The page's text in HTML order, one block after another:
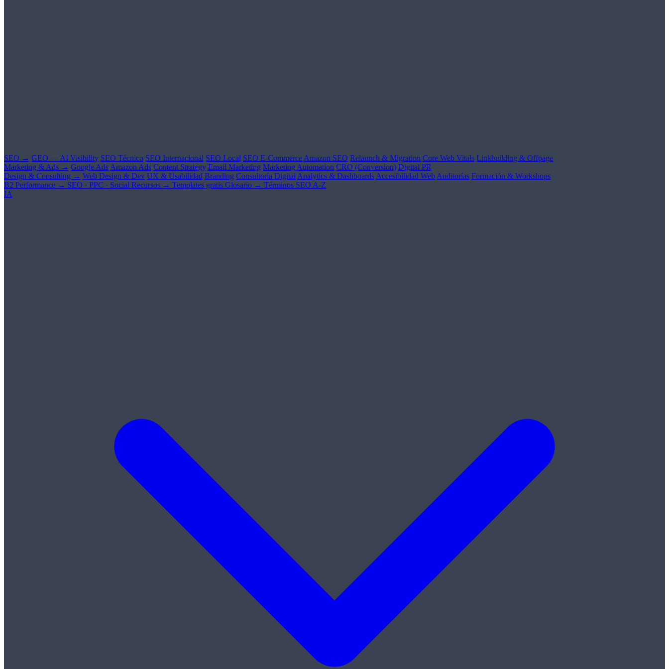
SEO → GEO — AI Visibility SEO Técnico SEO Internacional SEO Local SEO E-Commerce Amazon SEO Relaunch & Migration Core Web Vitals Linkbuilding & Offpage
Marketing & Ads → Google Ads Amazon Ads Content Strategy Email Marketing Marketing Automation CRO (Conversion) Digital PR
Design & Consulting → Web Design & Dev UX & Usabilidad Branding Consultoría Digital Analytics & Dashboards Accesibilidad Web Auditorías Formación & Workshops
B2 Performance → SEO · PPC · Social Recursos → Templates gratis Glosario → Términos SEO A-Z
IA